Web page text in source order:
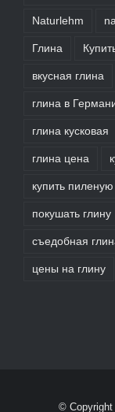
Naturlehm
Глина
вкусная глина
глина в
глина кусковая
глина цена
купить пиленую
покушать глину
съедобная
цены на глину
© Copyright